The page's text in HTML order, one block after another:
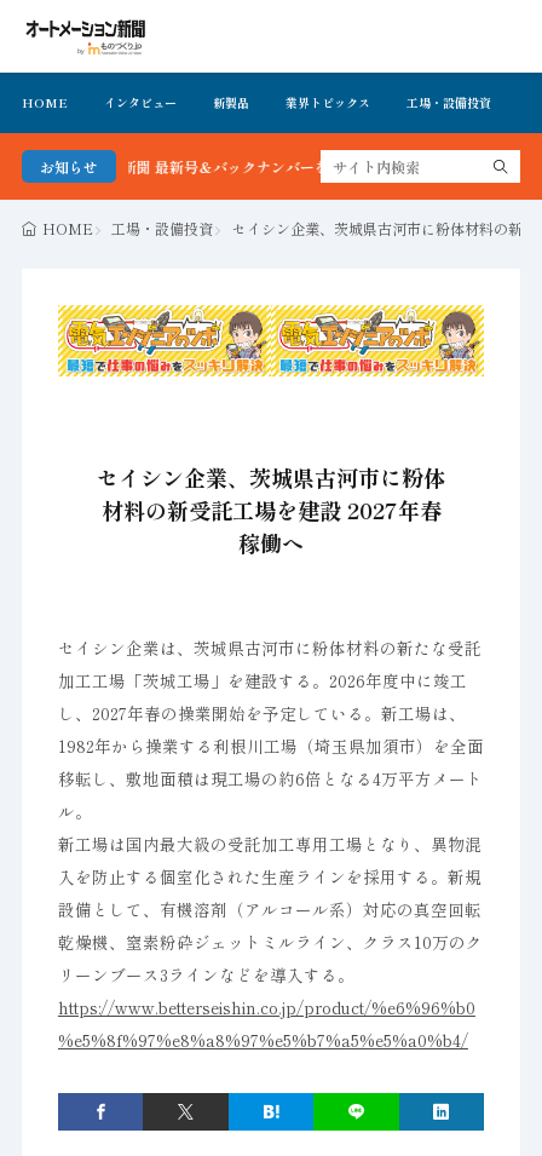
HOME インタビュー 新製品 業界トピックス 工場・設備投資
お知らせ
ン新聞 最新号＆バックナンバーを無料で公開中 詳細はこちら
HOME 工場・設備投資 セイシン企業、茨城県古河市に粉体材料の新
セイシン企業、茨城県古河市に粉体
材料の新受託工場を建設 2027年春
稼働へ
セイシン企業は、茨城県古河市に粉体材料の新たな受託
加工工場「茨城工場」を建設する。2026年度中に竣工
し、2027年春の操業開始を予定している。新工場は、
1982年から操業する利根川工場（埼玉県加須市）を全面
移転し、敷地面積は現工場の約6倍となる4万平方メート
ル。
新工場は国内最大級の受託加工専用工場となり、異物混
入を防止する個室化された生産ラインを採用する。新規
設備として、有機溶剤（アルコール系）対応の真空回転
乾燥機、窒素粉砕ジェットミルライン、クラス10万のク
リーンブース3ラインなどを導入する。
https://www.betterseishin.co.jp/product/%e6%96%b0
%e5%8f%97%e8%a8%97%e5%b7%a5%e5%a0%b4/